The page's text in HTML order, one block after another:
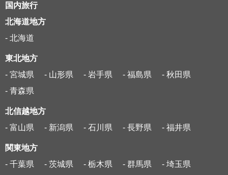
国内旅行
北海道地方
- 北海道
東北地方
- 宮城県
- 山形県 - 岩手県 - 福島県
- 秋田県
- 青森県
北信越地方
- 富山県
- 新潟県 - 石川県 - 長野県 - 福井県
関東地方
- 千葉県
- 茨城県 - 栃木県 - 群馬県
- 埼玉県